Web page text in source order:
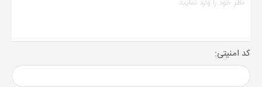
کد امنیتی: